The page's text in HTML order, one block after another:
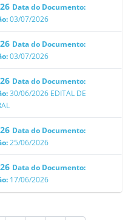
Data do Documento:
03/07/2026
Data do Documento:
03/07/2026
Data do Documento:
30/06/2026 EDITAL DE
Data do Documento:
25/06/2026
Data do Documento:
17/06/2026